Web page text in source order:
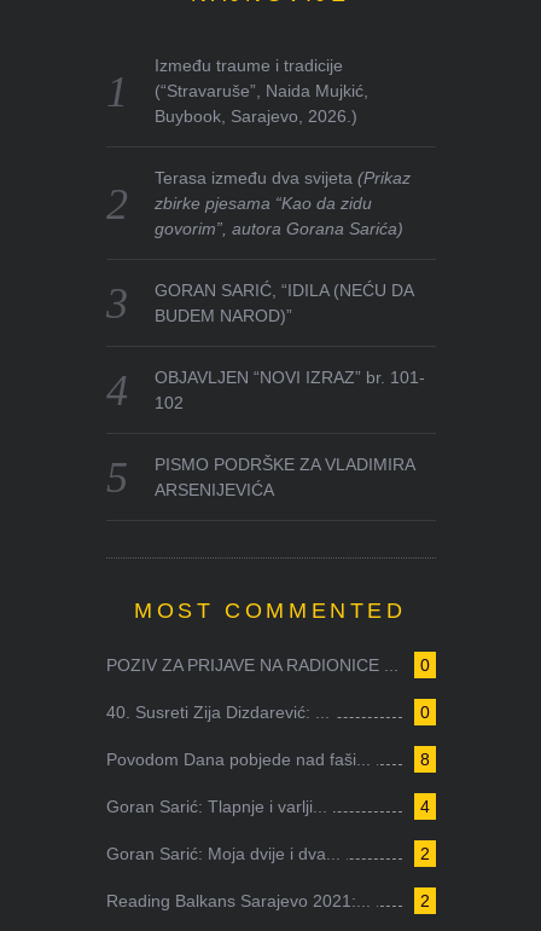
Između traume i tradicije
(“Stravaruše”, Naida Mujkić,
Buybook, Sarajevo, 2026.)
Terasa između dva svijeta(Prikaz
zbirke pjesama “Kao da zidu
govorim”, autora Gorana Sarića)
GORAN SARIĆ, “IDILA (NEĆU DA
BUDEM NAROD)”
OBJAVLJEN “NOVI IZRAZ” br. 101-
102
PISMO PODRŠKE ZA VLADIMIRA
ARSENIJEVIĆA
MOST COMMENTED
0
POZIV ZA PRIJAVE NA RADIONICE ...
0
40. Susreti Zija Dizdarević: ...
8
Povodom Dana pobjede nad faši...
4
Goran Sarić: Tlapnje i varlji...
2
Goran Sarić: Moja dvije i dva...
2
Reading Balkans Sarajevo 2021:...